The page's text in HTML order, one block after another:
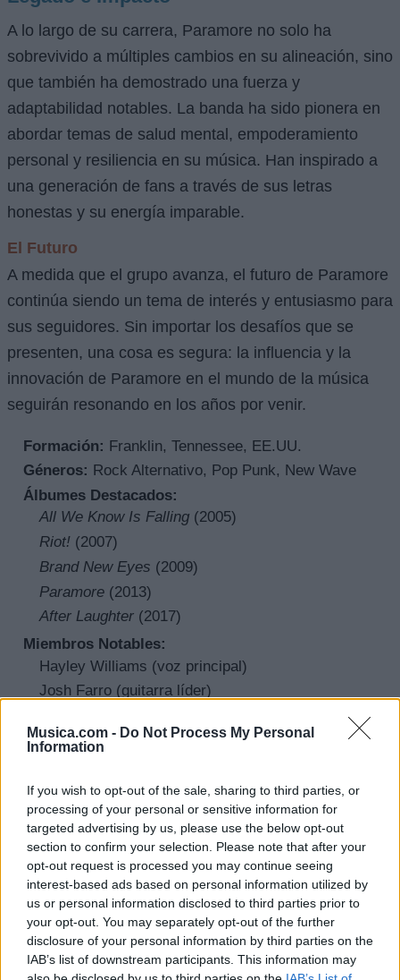
Musica.com - Do Not Process My Personal
Information
If you wish to opt-out of the sale, sharing to third parties, or
processing of your personal or sensitive information for
targeted advertising by us, please use the below opt-out
section to confirm your selection. Please note that after your
opt-out request is processed you may continue seeing
interest-based ads based on personal information utilized by
us or personal information disclosed to third parties prior to
your opt-out. You may separately opt-out of the further
disclosure of your personal information by third parties on the
IAB’s list of downstream participants. This information may
A lo largo de su carrera, Paramore no solo ha
sobrevivido a múltiples cambios en su alineación, sino
que también ha demostrado una fuerza y
adaptabilidad notables. La banda ha sido pionera en
abordar temas de salud mental, empoderamiento
personal y resiliencia en su música. Han inspirado a
una generación de fans a través de sus letras
honestas y su energía imparable.
El Futuro
A medida que el grupo avanza, el futuro de Paramore
continúa siendo un tema de interés y entusiasmo para
sus seguidores. Sin importar los desafíos que se
presenten, una cosa es segura: la influencia y la
innovación de Paramore en el mundo de la música
seguirán resonando en los años por venir.
Formación: Franklin, Tennessee, EE.UU.
Géneros: Rock Alternativo, Pop Punk, New Wave
Álbumes Destacados:
All We Know Is Falling (2005)
Riot! (2007)
Brand New Eyes (2009)
Paramore (2013)
After Laughter (2017)
Miembros Notables:
Hayley Williams (voz principal)
Josh Farro (guitarra líder)
Jeremy Davis (bajo)
En conclusión, la carrera de Paramore es una
epopeya de perseverancia, evolución y creatividad.
Su capacidad para reinventarse y seguir dejando una
huella indeleble en la música asegura que su legado
perdure mucho más allá de su tiempo activo en la
industria.
+ Paramore